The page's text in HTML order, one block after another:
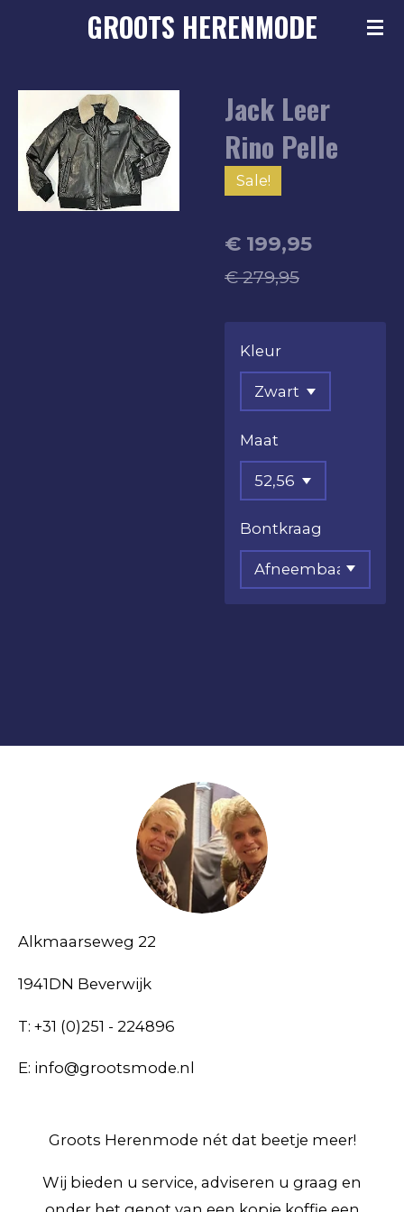
hoofdinhoud
GROOTS HERENMODE
Jack Leer
Rino Pelle
Sale!
€ 199,95
€ 279,95
Kleur
Maat
Bontkraag
Alkmaarseweg 22
1941DN Beverwijk
T: +31 (0)251 - 224896
E: info@grootsmode.nl
Groots Herenmode nét dat beetje meer!
Wij bieden u service, adviseren u graag en